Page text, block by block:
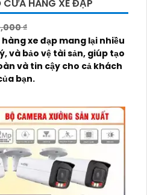
HÀNG XE ĐẠP
₫
xe đạp mang lại nhiều
và bảo vệ tài sản, giúp tạo
và tin cậy cho cả khách
bạn.